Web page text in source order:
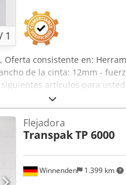
/ 1
, Oferta consistente en:
ancho de la cinta: 12mm -
artículos para
de aduanas
Winnenden 1.399 km
Flejadora
TranspakTP 6000